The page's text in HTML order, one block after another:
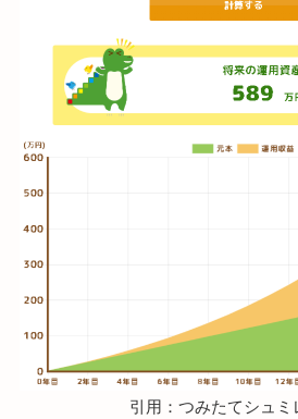
引用：つみたてシュミ